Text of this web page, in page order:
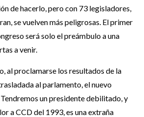
de hacerlo, pero con 73 legisladores,
se vuelven más peligrosas. El primer
será solo el preámbulo a una
a venir.
al proclamarse los resultados de la
al parlamento, el nuevo
un presidente debilitado, y
a CCD del 1993, es una extraña